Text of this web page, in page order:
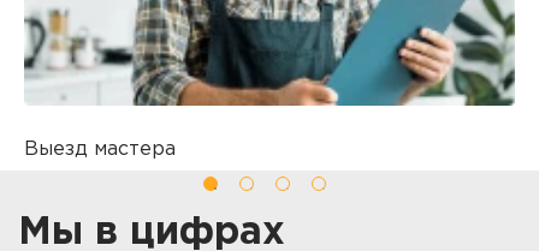
Выезд мастера
Вы оставляете заявку на ремонт
Мы в цифрах